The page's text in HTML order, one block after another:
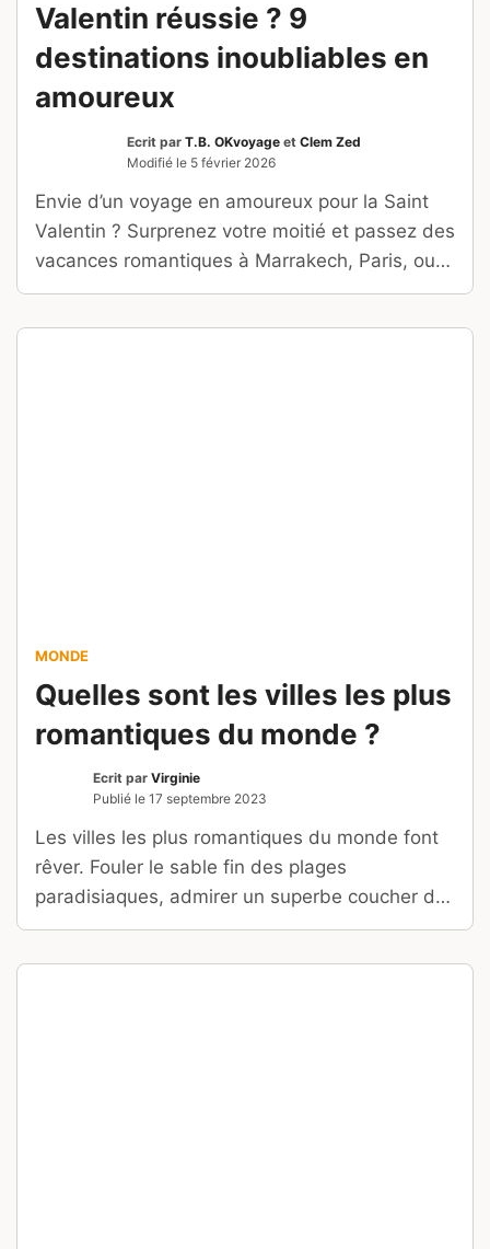
Valentin réussie ? 9
destinations inoubliables en
amoureux
Ecrit par T.B. OKvoyage et Clem Zed
Modifié le 5 février 2026
Envie d’un voyage en amoureux pour la Saint
Valentin ? Surprenez votre moitié et passez des
vacances romantiques à Marrakech, Paris, ou
Prague.
MONDE
Quelles sont les villes les plus
romantiques du monde ?
Ecrit par Virginie
Publié le 17 septembre 2023
Les villes les plus romantiques du monde font
rêver. Fouler le sable fin des plages
paradisiaques, admirer un superbe coucher de
soleil, se balader au milieu de paysages à